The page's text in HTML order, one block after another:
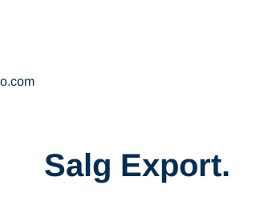
com
Salg Export.